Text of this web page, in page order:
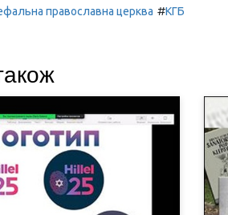
православна церква #КГБ